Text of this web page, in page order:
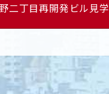
二丁目再開発ビル見学